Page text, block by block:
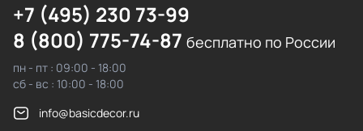
+7 (495) 230 73-99
8 (800) 775-74-87 бесплатно по России
пн - пт : 09:00 - 18:00
сб - вс : 10:00 - 18:00
info@basicdecor.ru